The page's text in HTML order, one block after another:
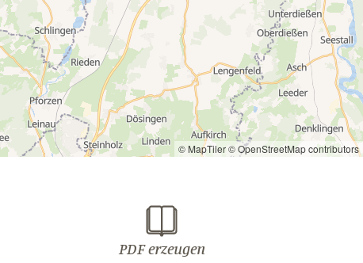
© MapTiler© OpenStreetMap contributors
PDF erzeugen